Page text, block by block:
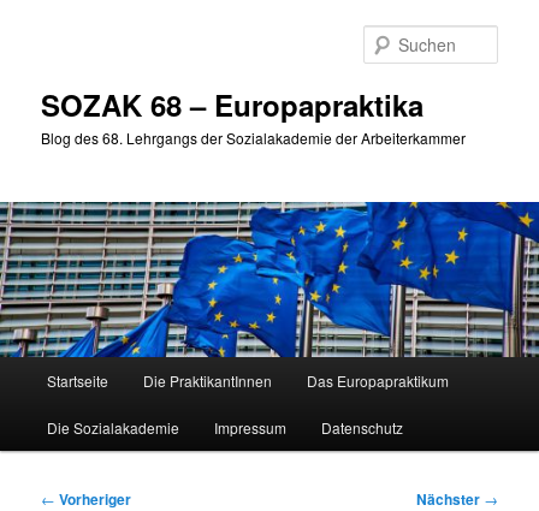
SOZAK 68 – Europapraktika
Blog des 68. Lehrgangs der Sozialakademie der Arbeiterkammer
Startseite Die PraktikantInnen Das Europapraktikum
Die Sozialakademie Impressum Datenschutz
Beitragsnavigation
← Vorheriger Nächster →